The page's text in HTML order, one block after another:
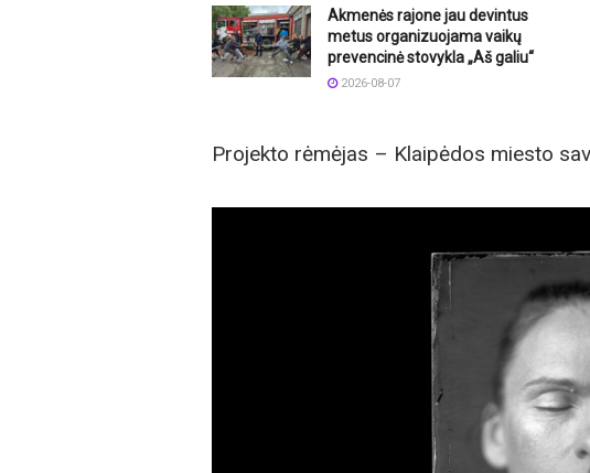
Akmenės rajone jau devintus
metus organizuojama vaikų
prevencinė stovykla „Aš galiu“
2026-08-07
Projekto rėmėjas – Klaipėdos miesto